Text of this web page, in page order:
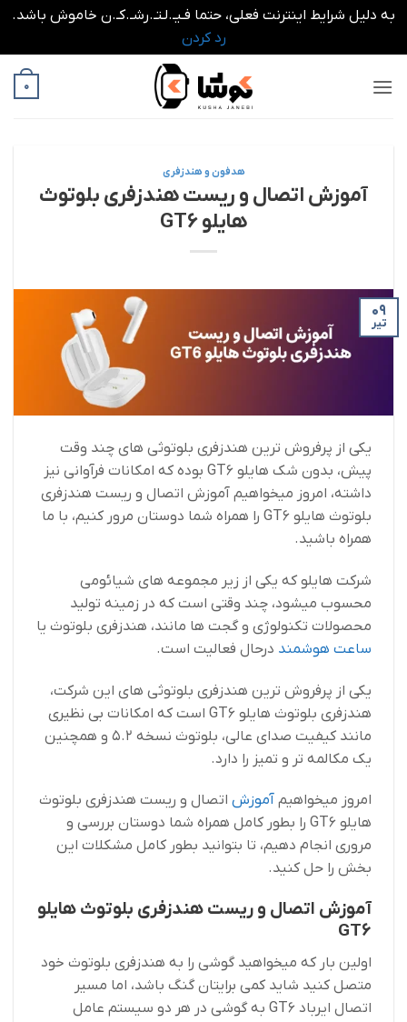
به دلیل شرایط اینترنت فعلی، حتما فـیـ.لـتـ.رشـ.کـ.ن خاموش باشد.
رد کردن
0
هدفون و هندزفری
آموزش اتصال و ریست هندزفری بلوتوث
هایلو GT6
09
تیر
یکی از پرفروش ترین هندزفری بلوتوثی های چند وقت
پیش، بدون شک هایلو GT6 بوده که امکانات فرآوانی نیز
داشته، امروز میخواهیم آموزش اتصال و ریست هندزفری
بلوتوث هایلو GT6 را همراه شما دوستان مرور کنیم، با ما
همراه باشید.
شرکت هایلو که یکی از زیر مجموعه های شیائومی
محسوب میشود، چند وقتی است که در زمینه تولید
محصولات تکنولوژی و گجت ها مانند، هندزفری بلوتوث یا
ساعت هوشمند درحال فعالیت است.
یکی از پرفروش ترین هندزفری بلوتوثی های این شرکت،
هندزفری بلوتوث هایلو GT6 است که امکانات بی نظیری
مانند کیفیت صدای عالی، بلوتوث نسخه 5.2 و همچنین
یک مکالمه تر و تمیز را دارد.
امروز میخواهیم آموزش اتصال و ریست هندزفری بلوتوث
هایلو GT6 را بطور کامل همراه شما دوستان بررسی و
مروری انجام دهیم، تا بتوانید بطور کامل مشکلات این
بخش را حل کنید.
آموزش اتصال و ریست هندزفری بلوتوث هایلو
GT6
اولین بار که میخواهید گوشی را به هندزفری بلوتوث خود
متصل کنید شاید کمی برایتان گنگ باشد، اما مسیر
اتصال ایرباد GT6 به گوشی در هر دو سیستم عامل